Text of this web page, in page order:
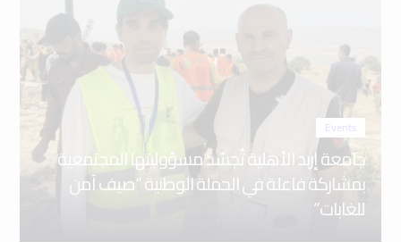
Events
جامعة إربد الأهلية تُجسّد مسؤوليتها المجتمعية
بمشاركة فاعلة في الحملة الوطنية “صيف آمن
للغابات”